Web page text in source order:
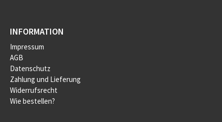
INFORMATION
Impressum
AGB
Datenschutz
Zahlung und Lieferung
Widerrufsrecht
Wie bestellen?